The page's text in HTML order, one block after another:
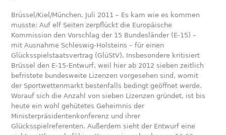
Brüssel/Kiel/München, Juli 2011 – Es kam wie es kommen
musste: Auf elf Seiten zerpflückt die Europäische
Kommission den Vorschlag der 15 Bundesländer (E-15) –
mit Ausnahme Schleswig-Holsteins – für einen
Glücksspielstaatsvertrag (GlüStV). Insbesondere kritisiert
Brüssel den E-15-Entwurf, weil hier ab 2012 sieben zeitlich
befristete bundesweite Lizenzen vorgesehen sind, womit
der Sportwettenmarkt bestenfalls bedingt geöffnet werde.
Worauf sich die Anzahl von sieben Lizenzen gründet, ist bis
heute ein wohl gehütetes Geheimnis der
Ministerpräsidentenkonferenz und ihrer
Glücksspielreferenten. Außerdem sieht der Entwurf eine